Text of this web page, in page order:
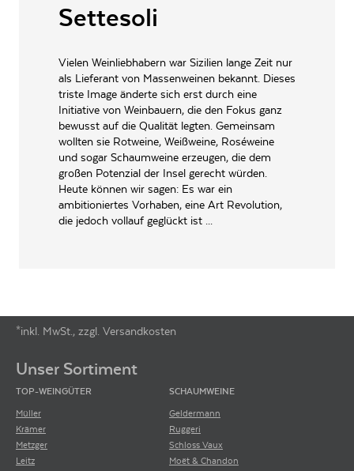
INHALT (LITER)
PRODUZENT / ABFÜLLER / HERSTELLER
Strada Statale 115 I-92013
Menfi
8000254004436
ARTIKELNUMMER 500702
Settesoli
Vielen Weinliebhabern war Sizilien lange Zeit nur
als Lieferant von Massenweinen bekannt. Dieses
triste Image änderte sich erst durch eine
Initiative von Weinbauern, die den Fokus ganz
bewusst auf die Qualität legten. Gemeinsam
wollten sie Rotweine, Weißweine, Roséweine
und sogar Schaumweine erzeugen, die dem
großen Potenzial der Insel gerecht würden.
Heute können wir sagen: Es war ein
ambitioniertes Vorhaben, eine Art Revolution,
die jedoch vollauf geglückt ist ...
*inkl. MwSt., zzgl. Versandkosten
Unser Sortiment
TOP-WEINGÜTER
Müller
Krämer
Metzger
Leitz
SCHAUMWEINE
Geldermann
Ruggeri
Schloss Vaux
Moët & Chandon